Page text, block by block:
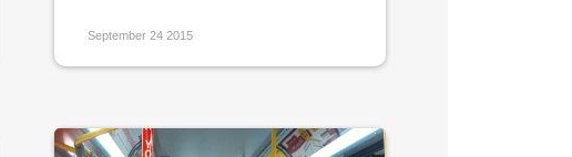
September 24 2015